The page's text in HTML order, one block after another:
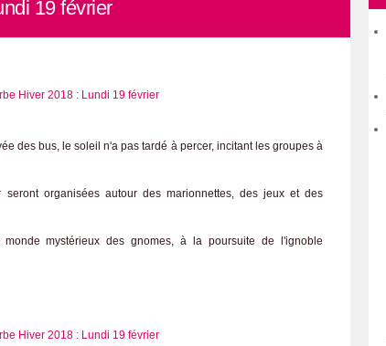
19 février
des bus, le soleil n'a pas tardé à percer, incitant les groupes à
organisées autour des marionnettes, des jeux et des
mystérieux des gnomes, à la poursuite de l'ignoble